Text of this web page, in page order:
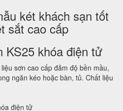
két khách sạn tốt
sắt cao cấp
KS25 khóa điện tử
sơn cao cấp đảm độ bền mầu,
ngăn kéo hoặc bàn, tủ. Chất liệu